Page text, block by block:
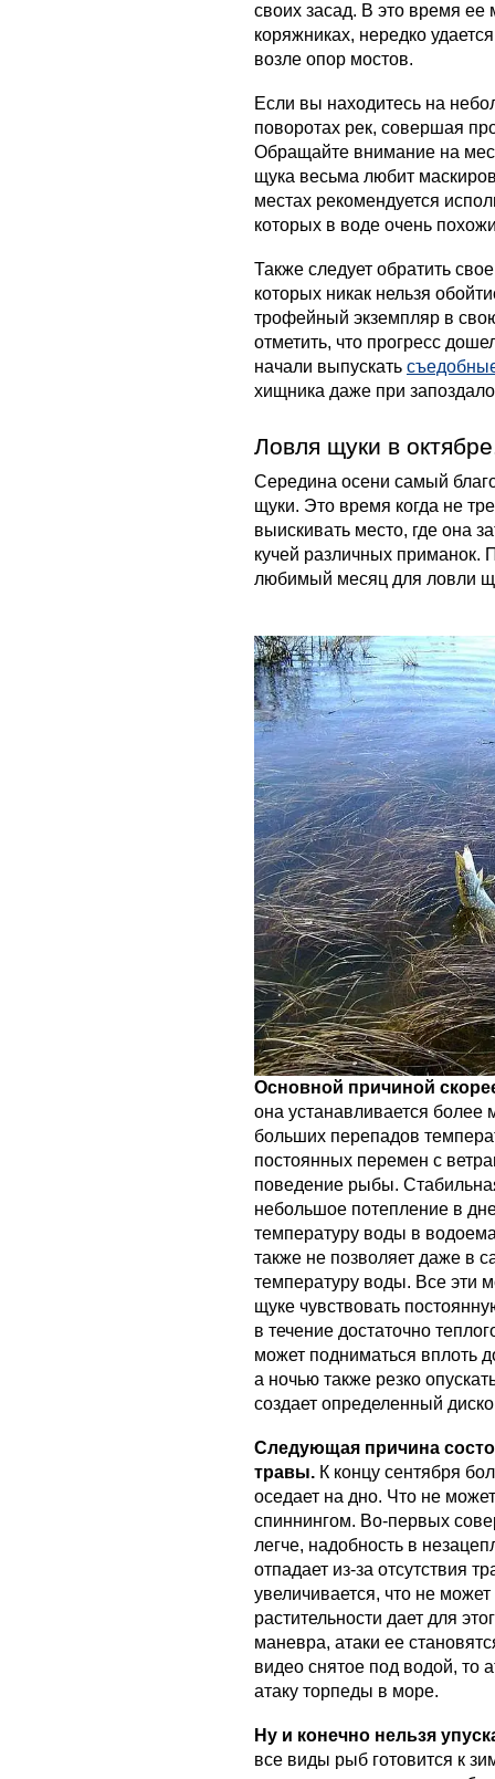
своих засад. В это время
коряжниках, нередко
возле опор мостов.
Если вы находитесь на
поворотах рек, совершая
Обращайте внимание на
щука весьма любит
местах рекомендуется
которых в воде очень
Также следует обратить
которых никак нельзя
трофейный экземпляр в
отметить, что прогресс
начали выпускать
хищника даже при
Ловля щуки в
Середина осени самый
щуки. Это время когда не
выискивать место, где она
кучей различных приманок.
любимый месяц для ловли
Основной причиной
она устанавливается более
больших перепадов
постоянных перемен с
поведение рыбы.
небольшое потепление в
температуру воды в
также не позволяет даже в
температуру воды. Все эти
щуке чувствовать
в течение достаточно
может подниматься вплоть
а ночью также резко
создает определенный
Следующая причина
травы. К концу сентября
оседает на дно. Что не
спиннингом. Во-первых
легче, надобность в
отпадает из-за отсутствия
увеличивается, что не
растительности дает для
маневра, атаки ее
видео снятое под водой, то
атаку торпеды в море.
Ну и конечно нельзя
все виды рыб готовится к